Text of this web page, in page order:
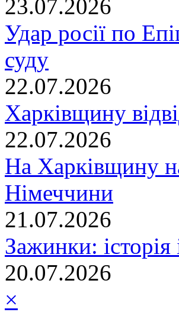
23.07.2026
Удар росії по
суду
22.07.2026
Харківщину
22.07.2026
На Харківщину
Німеччини
21.07.2026
Зажинки: історія
20.07.2026
×